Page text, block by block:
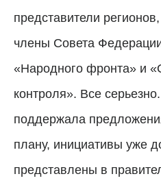
представители
члены Совета
«Народного фронта» и
контроля». Все
поддержала
плану, инициативы уже
представлены в